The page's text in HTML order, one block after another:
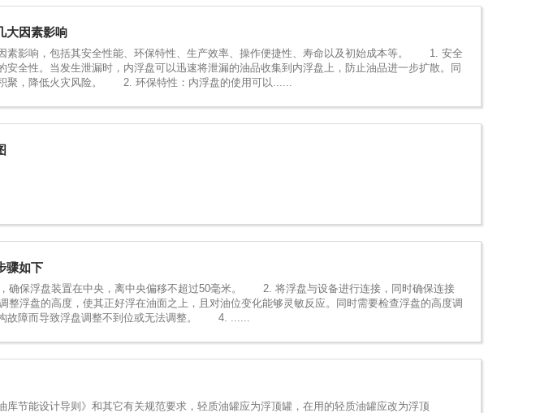
大因素影响
影响，包括其安全性能、环保特性、生产效率、操作便捷性、寿命以及初始成本等。 1. 安全
安全性。当发生泄漏时，内浮盘可以迅速将泄漏的油品收集到内浮盘上，防止油品进一步扩散。同
聚，降低火灾风险。 2. 环保特性：内浮盘的使用可以......
骤如下
保浮盘装置在中央，离中央偏移不超过50毫米。 2. 将浮盘与设备进行连接，同时确保连接
盘的高度，使其正好浮在油面之上，且对油位变化能够灵敏反应。同时需要检查浮盘的高度调
故障而导致浮盘调整不到位或无法调整。 4. ......
设计导则》和其它有关规范要求，轻质油罐应为浮顶罐，在用的轻质油罐应改为浮顶